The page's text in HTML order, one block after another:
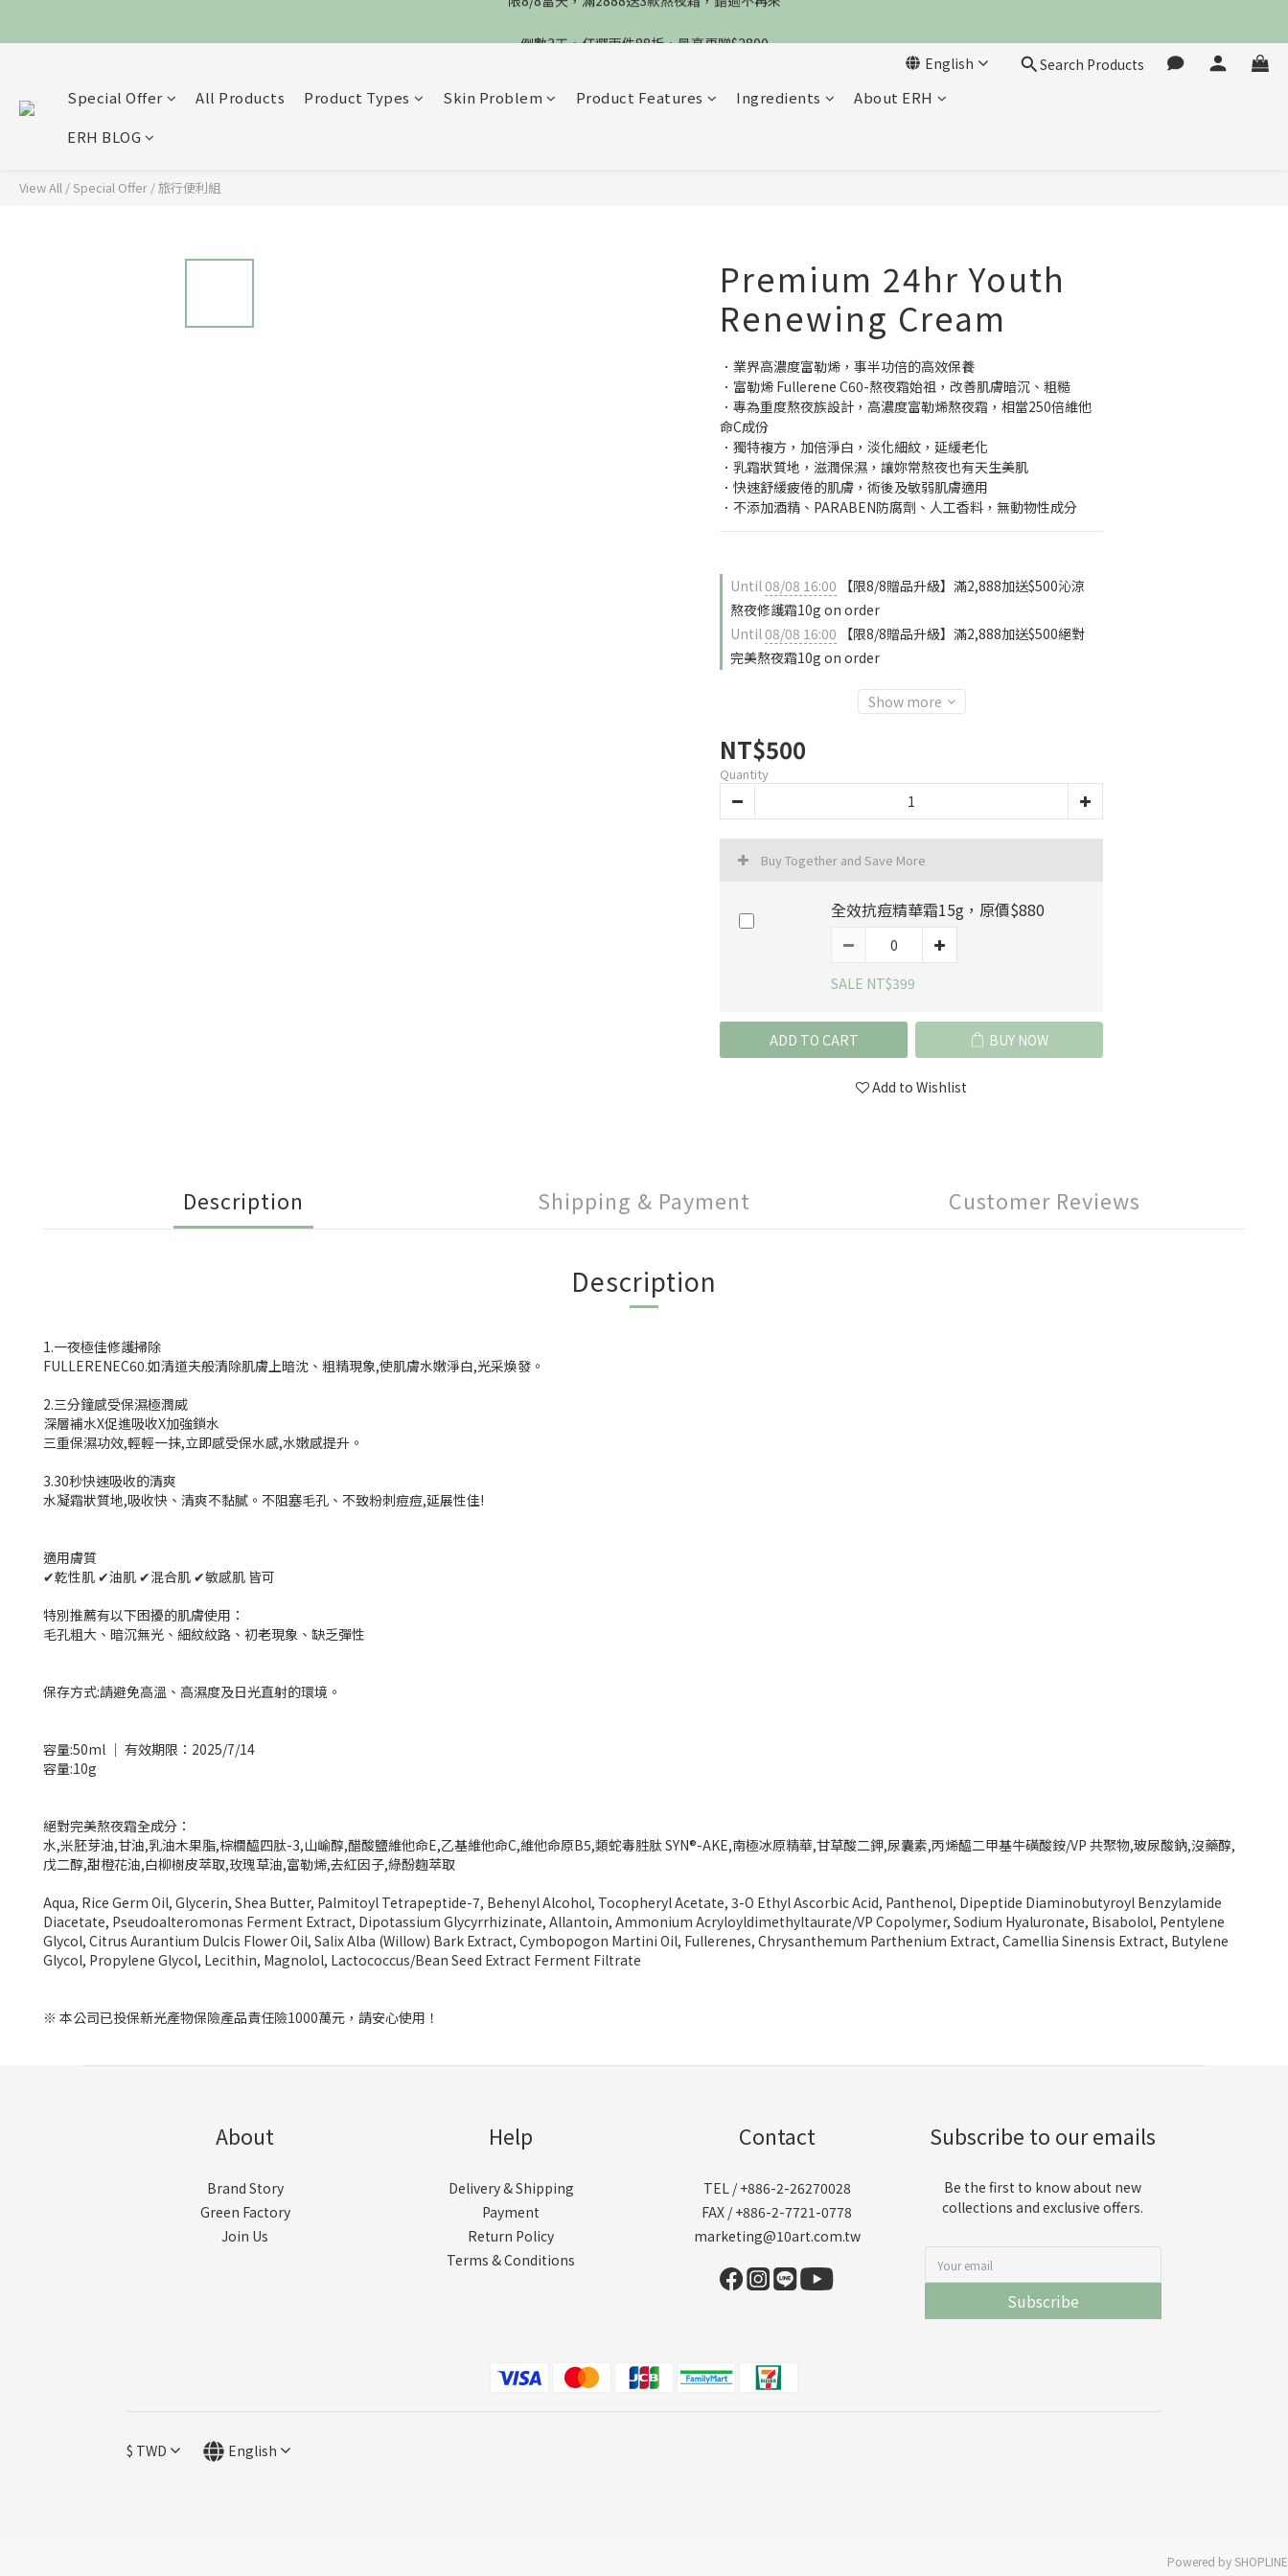
限8/8當天，滿2888送3款熬夜霜，錯過不再來
English Search Products
Special Offer All Products Product Types Skin Problem Product Features Ingredients
About ERH
ERH BLOG
View All /Special Offer /旅行便利組
Premium 24hr Youth
Renewing Cream
．業界高濃度富勒烯，事半功倍的高效保養
．富勒烯 Fullerene C60-熬夜霜始祖，改善肌膚暗沉、粗糙
．專為重度熬夜族設計，高濃度富勒烯熬夜霜，相當250倍維他
命C成份
．獨特複方，加倍淨白，淡化細紋，延緩老化
．乳霜狀質地，滋潤保濕，讓妳常熬夜也有天生美肌
．快速舒緩疲倦的肌膚，術後及敏弱肌膚適用
．不添加酒精、PARABEN防腐劑、人工香料，無動物性成分
Until08/08 16:00 【限8/8贈品升級】滿2,888加送$500沁涼
熬夜修護霜10g on order
Until08/08 16:00 【限8/8贈品升級】滿2,888加送$500絕對
完美熬夜霜10g on order
Show more
NT$500
Quantity
Buy Together and Save More
全效抗痘精華霜15g，原價$880
SALE NT$399
ADD TO CART BUY NOW
Add to Wishlist
Description Shipping & Payment Customer Reviews
Description
1.一夜極佳修護掃除
FULLERENEC60.如清道夫般清除肌膚上暗沈、粗精現象,使肌膚水嫩淨白,光采煥發。
2.三分鐘感受保濕極潤威
深層補水X促進吸收X加強鎖水
三重保濕功效,輕輕一抹,立即感受保水感,水嫩感提升。
3.30秒快速吸收的清爽
水凝霜狀質地,吸收快、清爽不黏膩。不阻塞毛孔、不致粉刺痘痘,延展性佳!
適用膚質
✔乾性肌 ✔油肌 ✔混合肌 ✔敏感肌 皆可
特別推薦有以下困擾的肌膚使用：
毛孔粗大、暗沉無光、細紋紋路、初老現象、缺乏彈性
保存方式:請避免高溫、高濕度及日光直射的環境。
容量:50ml │ 有效期限：2025/7/14
容量:10g
絕對完美熬夜霜全成分：
水,米胚芽油,甘油,乳油木果脂,棕櫚醯四肽-3,山崳醇,醋酸鹽維他命E,乙基維他命C,維他命原B5,類蛇毒胜肽 SYN®-AKE,南極冰原精華,甘草酸二鉀,尿囊素,丙烯醯二甲基牛磺酸銨/VP 共聚物,玻尿酸鈉,沒藥醇,
戊二醇,甜橙花油,白柳樹皮萃取,玫瑰草油,富勒烯,去紅因子,綠酚麴萃取
Aqua, Rice Germ Oil, Glycerin, Shea Butter, Palmitoyl Tetrapeptide-7, Behenyl Alcohol, Tocopheryl Acetate, 3-O Ethyl Ascorbic Acid, Panthenol, Dipeptide Diaminobutyroyl Benzylamide
Diacetate, Pseudoalteromonas Ferment Extract, Dipotassium Glycyrrhizinate, Allantoin, Ammonium Acryloyldimethyltaurate/VP Copolymer, Sodium Hyaluronate, Bisabolol, Pentylene
Glycol, Citrus Aurantium Dulcis Flower Oil, Salix Alba (Willow) Bark Extract, Cymbopogon Martini Oil, Fullerenes, Chrysanthemum Parthenium Extract, Camellia Sinensis Extract, Butylene
Glycol, Propylene Glycol, Lecithin, Magnolol, Lactococcus/Bean Seed Extract Ferment Filtrate
※ 本公司已投保新光產物保險產品責任險1000萬元，請安心使用！
About
Brand Story
Green Factory
Join Us
Help
Delivery & Shipping
Payment
Return Policy
Terms & Conditions
Contact
TEL / +886-2-26270028
FAX / +886-2-7721-0778
marketing@10art.com.tw
Subscribe to our emails
Be the first to know about new
collections and exclusive offers.
Subscribe
$ TWD English
Powered by SHOPLINE